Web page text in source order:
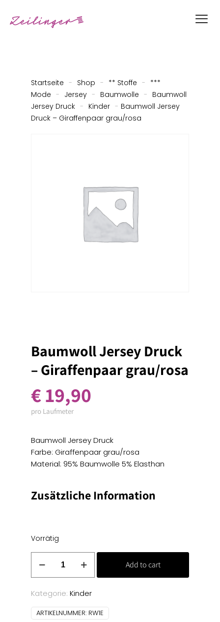
Startseite - Shop - ** Stoffe - ***
Mode - Jersey - Baumwolle - Baumwoll
Jersey Druck - Kinder - Baumwoll Jersey
Druck – Giraffenpaar grau/rosa
Baumwoll Jersey Druck
– Giraffenpaar grau/rosa
€19,90
pro Laufmeter
Baumwoll Jersey Druck
Farbe: Giraffenpaar grau/rosa
Material: 95% Baumwolle 5% Elasthan
Zusätzliche Information
Vorrätig
Druck
-
Giraffenpaar
grau/rosa
Add to cart
Kategorie: Kinder
ARTIKELNUMMER: RW1E